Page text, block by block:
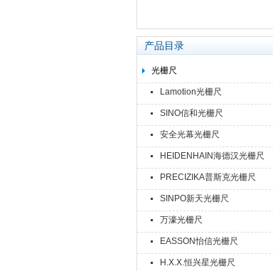
产品目录
光栅尺
Lamotion光栅尺
SINO信和光栅尺
安全光幕光栅尺
HEIDENHAIN海德汉光栅尺
PRECIZIKA普斯克光栅尺
SINPO新天光栅尺
万濠光栅尺
EASSON怡信光栅尺
H.X.X.恒兴星光栅尺